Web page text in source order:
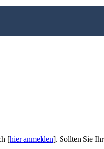
[hier anmelden]. Sollten Sie Ihr